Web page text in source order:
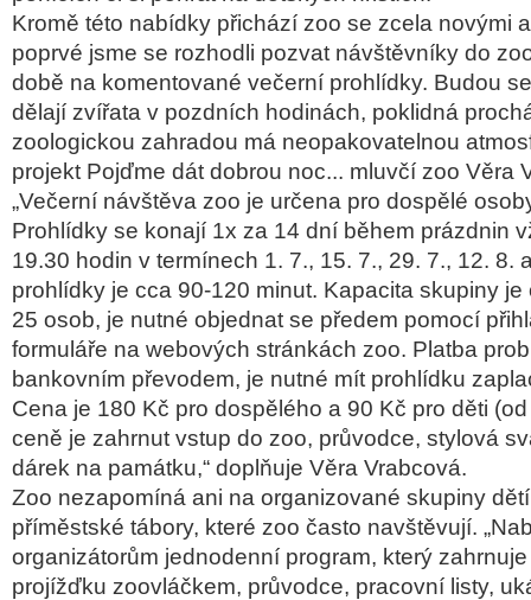
Kromě této nabídky přichází zoo se zcela novými
poprvé jsme se rozhodli pozvat návštěvníky do
době na komentované večerní prohlídky. Budou
dělají zvířata v pozdních hodinách, poklidná
zoologickou zahradou má neopakovatelnou
projekt Pojďme dát dobrou noc... mluvčí zoo Věra
„Večerní návštěva zoo je určena pro dospělé
Prohlídky se konají 1x za 14 dní během prázdnin
19.30 hodin v termínech 1. 7., 15. 7., 29. 7., 12. 8.
prohlídky je cca 90-120 minut. Kapacita skupiny
25 osob, je nutné objednat se předem pomocí
formuláře na webových stránkách zoo. Platba
bankovním převodem, je nutné mít prohlídku
Cena je 180 Kč pro dospělého a 90 Kč pro děti
ceně je zahrnut vstup do zoo, průvodce, stylová
dárek na památku,“ doplňuje Věra Vrabcová.
Zoo nezapomíná ani na organizované skupiny
příměstské tábory, které zoo často navštěvují.
organizátorům jednodenní program, který
projížďku zoovláčkem, průvodce, pracovní listy,